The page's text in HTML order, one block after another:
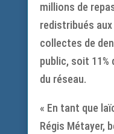
millions de
redistribués
collectes de
public, soit 11%
du réseau.
« En tant que
Régis Métayer,